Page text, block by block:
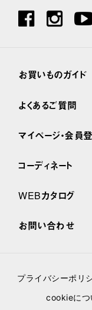
お買いものガイド
よくあるご質問
マイページ・会員
コーディネート
WEBカタログ
お問い合わせ
プライバシーポリ
cookieにつ